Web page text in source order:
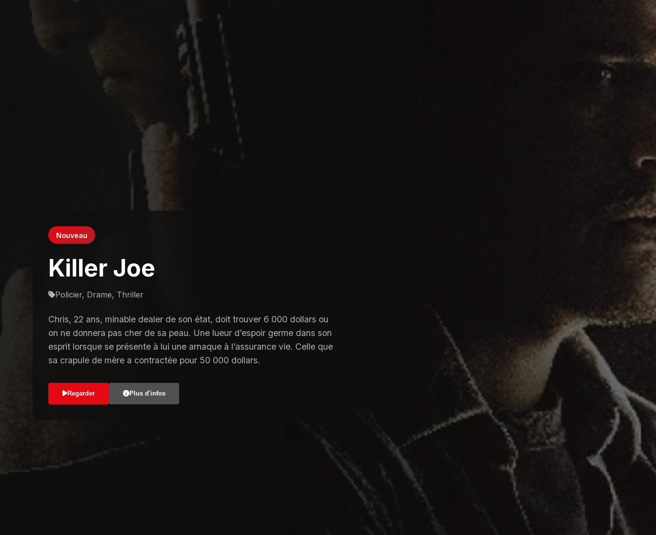
Nouveau
Killer Joe
Policier, Drame, Thriller
Chris, 22 ans, minable dealer de son état, doit trouver 6 000 dollars ou
on ne donnera pas cher de sa peau. Une lueur d’espoir germe dans son
esprit lorsque se présente à lui une arnaque à l’assurance vie. Celle que
sa crapule de mère a contractée pour 50 000 dollars.
Regarder Plus d'infos